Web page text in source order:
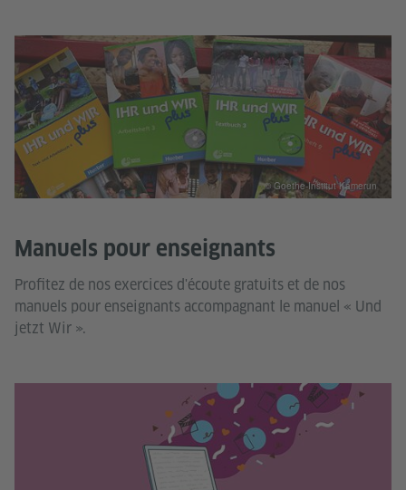
Manuels pour enseignants
Profitez de nos exercices d'écoute gratuits et de nos
manuels pour enseignants accompagnant le manuel « Und
jetzt Wir ».
© Goethe-Institut Kamerun